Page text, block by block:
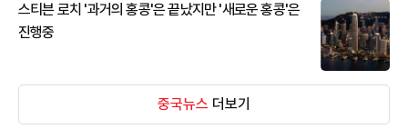
스티븐 로치 '과거의 홍콩'은 끝났지만 '새로운 홍콩'은
진행중
중국뉴스 더보기